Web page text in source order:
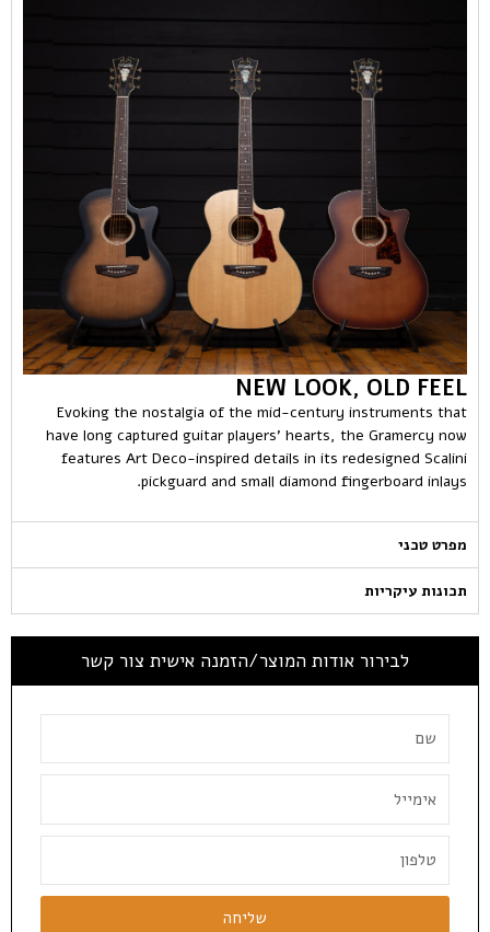
NEW LOOK, OLD FEEL
Evoking the nostalgia of the mid-century instruments that
have long captured guitar players’ hearts, the Gramercy now
features Art Deco-inspired details in its redesigned Scalini
pickguard and small diamond fingerboard inlays.
מפרט טכני
תכונות עיקריות
לבירור אודות המוצר/הזמנה אישית צור קשר
שליחה